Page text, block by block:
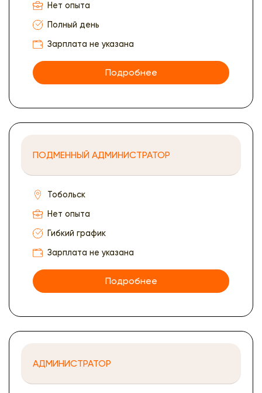
Нет опыта
Полный день
Зарплата не указана
Подробнее
ПОДМЕННЫЙ АДМИНИСТРАТОР
Тобольск
Нет опыта
Гибкий график
Зарплата не указана
Подробнее
АДМИНИСТРАТОР